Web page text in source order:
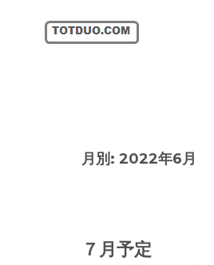
月別: 2022年6月
７月予定